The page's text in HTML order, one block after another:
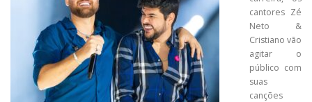
cantores Zé
Neto &
Cristiano vão
agitar o
público com
suas
canções